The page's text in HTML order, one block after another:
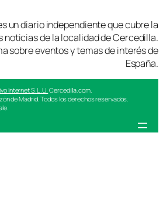
un diario independiente que cubre la
noticias de la localidad de Cercedilla.
sobre eventos y temas de interés de
España.
Internet S.L.U. Cercedilla.com.
de Madrid. Todos los derechos reservados.